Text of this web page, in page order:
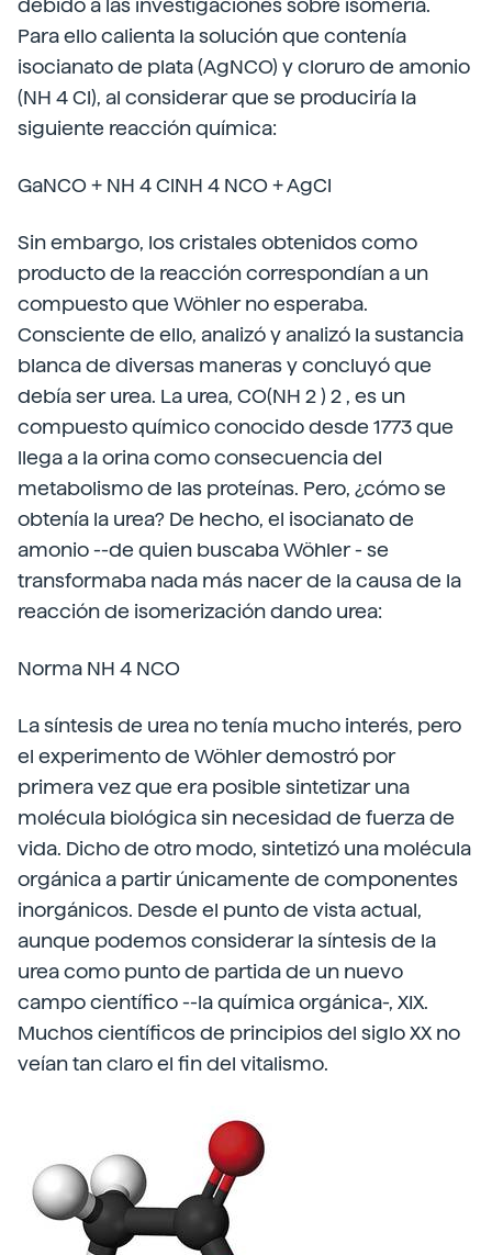
debido a las investigaciones sobre isomería.
Para ello calienta la solución que contenía
isocianato de plata (AgNCO) y cloruro de amonio
(NH 4 Cl), al considerar que se produciría la
siguiente reacción química:
GaNCO + NH 4 ClNH 4 NCO + AgCl
Sin embargo, los cristales obtenidos como
producto de la reacción correspondían a un
compuesto que Wöhler no esperaba.
Consciente de ello, analizó y analizó la sustancia
blanca de diversas maneras y concluyó que
debía ser urea. La urea, CO(NH 2 ) 2 , es un
compuesto químico conocido desde 1773 que
llega a la orina como consecuencia del
metabolismo de las proteínas. Pero, ¿cómo se
obtenía la urea? De hecho, el isocianato de
amonio --de quien buscaba Wöhler - se
transformaba nada más nacer de la causa de la
reacción de isomerización dando urea:
Norma NH 4 NCO
La síntesis de urea no tenía mucho interés, pero
el experimento de Wöhler demostró por
primera vez que era posible sintetizar una
molécula biológica sin necesidad de fuerza de
vida. Dicho de otro modo, sintetizó una molécula
orgánica a partir únicamente de componentes
inorgánicos. Desde el punto de vista actual,
aunque podemos considerar la síntesis de la
urea como punto de partida de un nuevo
campo científico --la química orgánica-, XIX.
Muchos científicos de principios del siglo XX no
veían tan claro el fin del vitalismo.